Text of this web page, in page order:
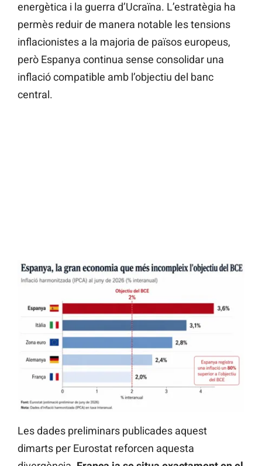
energètica i la guerra d’Ucraïna. L’estratègia ha
permès reduir de manera notable les tensions
inflacionistes a la majoria de països europeus,
però Espanya continua sense consolidar una
inflació compatible amb l’objectiu del banc
central.
Les dades preliminars publicades aquest
dimarts per Eurostat reforcen aquesta